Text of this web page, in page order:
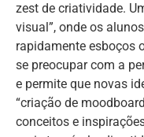
zest de criatividade.
visual”, onde os
rapidamente esboços
se preocupar com a
e permite que novas
“criação de
conceitos e